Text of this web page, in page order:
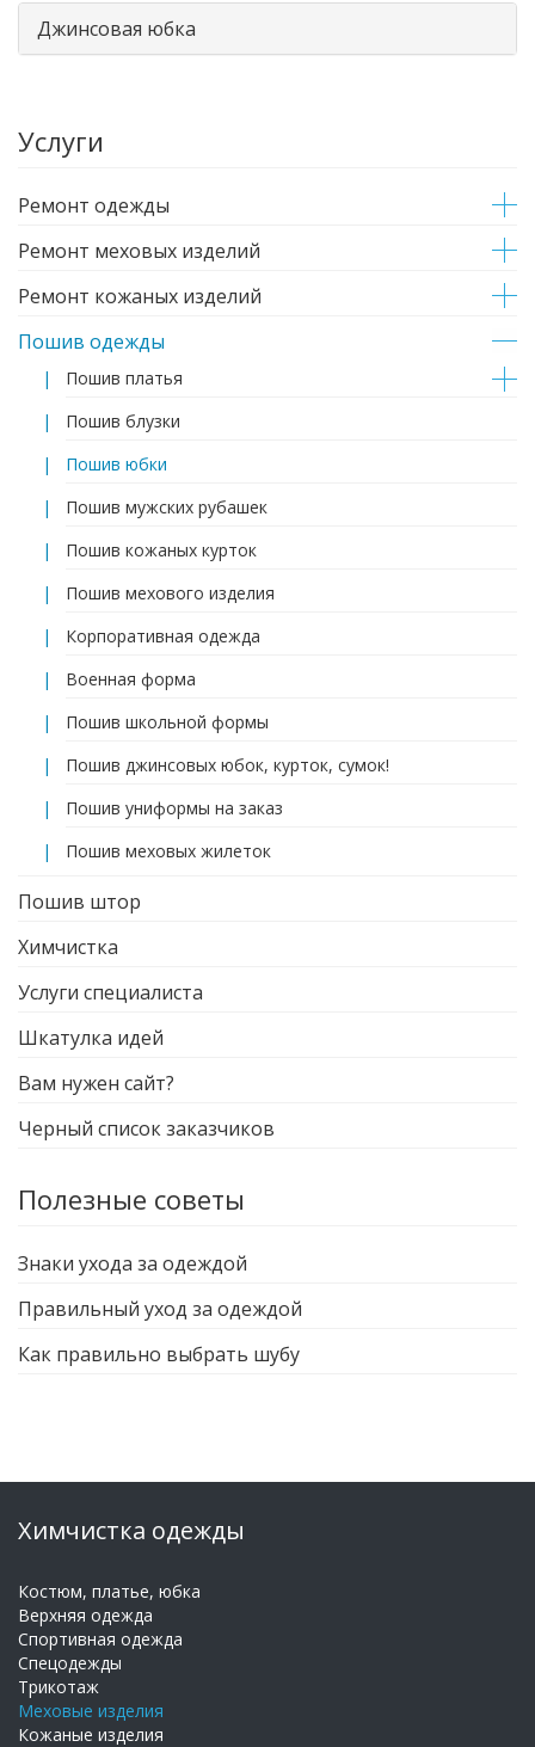
Джинсовая юбка
Услуги
Ремонт одежды
Ремонт меховых изделий
Ремонт кожаных изделий
Пошив одежды
Пошив платья
Пошив блузки
Пошив юбки
Пошив мужских рубашек
Пошив кожаных курток
Пошив мехового изделия
Корпоративная одежда
Военная форма
Пошив школьной формы
Пошив джинсовых юбок, курток, сумок!
Пошив униформы на заказ
Пошив меховых жилеток
Пошив штор
Химчистка
Услуги специалиста
Шкатулка идей
Вам нужен сайт?
Черный список заказчиков
Полезные советы
Знаки ухода за одеждой
Правильный уход за одеждой
Как правильно выбрать шубу
Химчистка одежды
Костюм, платье, юбка
Верхняя одежда
Спортивная одежда
Спецодежды
Трикотаж
Меховые изделия
Кожаные изделия